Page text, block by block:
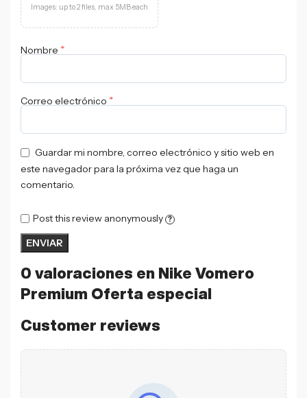
0 valoraciones en Nike Vomero
Premium Oferta especial
Customer reviews
Images: up to 2 files, max 5MB each
Nombre *
Correo electrónico *
Guardar mi nombre, correo electrónico y sitio web en
este navegador para la próxima vez que haga un
comentario.
Post this review anonymously ?